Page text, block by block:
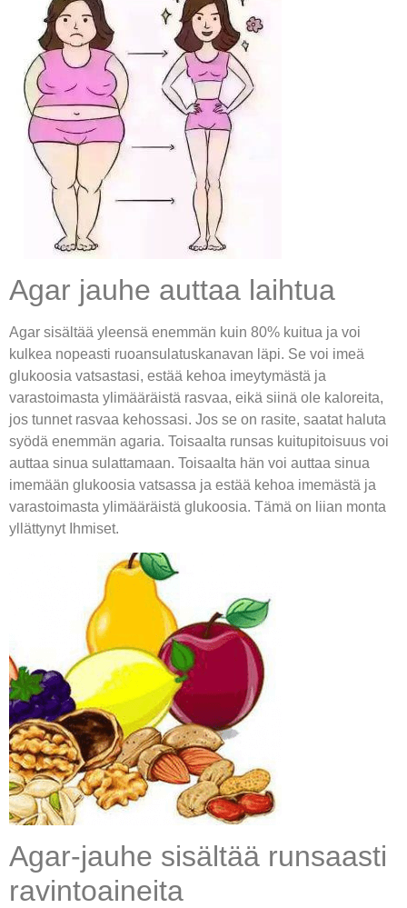
Agar jauhe auttaa laihtua
Agar sisältää yleensä enemmän kuin 80% kuitua ja voi
kulkea nopeasti ruoansulatuskanavan läpi. Se voi imeä
glukoosia vatsastasi, estää kehoa imeytymästä ja
varastoimasta ylimääräistä rasvaa, eikä siinä ole kaloreita,
jos tunnet rasvaa kehossasi. Jos se on rasite, saatat haluta
syödä enemmän agaria. Toisaalta runsas kuitupitoisuus voi
auttaa sinua sulattamaan. Toisaalta hän voi auttaa sinua
imemään glukoosia vatsassa ja estää kehoa imemästä ja
varastoimasta ylimääräistä glukoosia. Tämä on liian monta
yllättynyt Ihmiset.
Agar-jauhe sisältää runsaasti
ravintoaineita